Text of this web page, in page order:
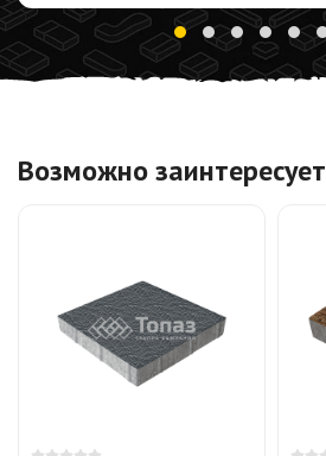
Возможно заинтересует